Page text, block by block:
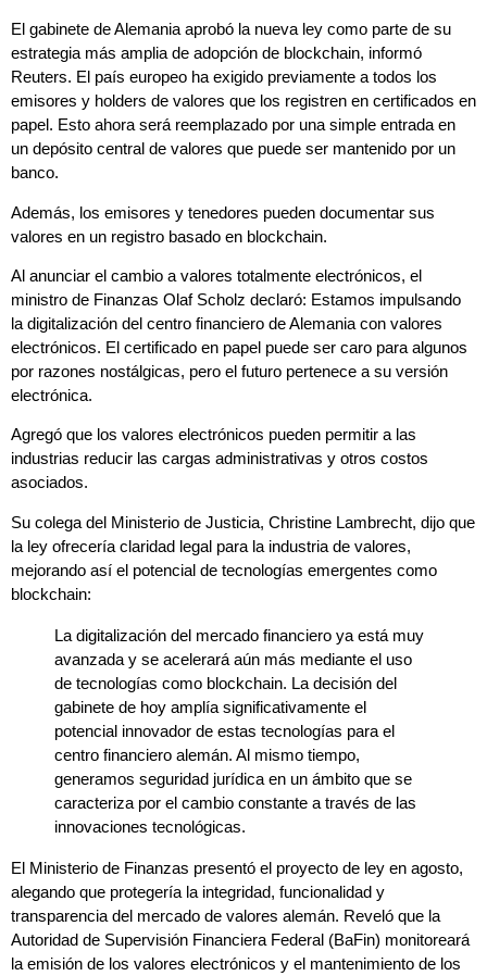
El gabinete de Alemania aprobó la nueva ley como parte de su
estrategia más amplia de adopción de blockchain, informó
Reuters. El país europeo ha exigido previamente a todos los
emisores y holders de valores que los registren en certificados en
papel. Esto ahora será reemplazado por una simple entrada en
un depósito central de valores que puede ser mantenido por un
banco.
Además, los emisores y tenedores pueden documentar sus
valores en un registro basado en blockchain.
Al anunciar el cambio a valores totalmente electrónicos, el
ministro de Finanzas Olaf Scholz declaró: Estamos impulsando
la digitalización del centro financiero de Alemania con valores
electrónicos. El certificado en papel puede ser caro para algunos
por razones nostálgicas, pero el futuro pertenece a su versión
electrónica.
Agregó que los valores electrónicos pueden permitir a las
industrias reducir las cargas administrativas y otros costos
asociados.
Su colega del Ministerio de Justicia, Christine Lambrecht, dijo que
la ley ofrecería claridad legal para la industria de valores,
mejorando así el potencial de tecnologías emergentes como
blockchain:
La digitalización del mercado financiero ya está muy
avanzada y se acelerará aún más mediante el uso
de tecnologías como blockchain. La decisión del
gabinete de hoy amplía significativamente el
potencial innovador de estas tecnologías para el
centro financiero alemán. Al mismo tiempo,
generamos seguridad jurídica en un ámbito que se
caracteriza por el cambio constante a través de las
innovaciones tecnológicas.
El Ministerio de Finanzas presentó el proyecto de ley en agosto,
alegando que protegería la integridad, funcionalidad y
transparencia del mercado de valores alemán. Reveló que la
Autoridad de Supervisión Financiera Federal (BaFin) monitoreará
la emisión de los valores electrónicos y el mantenimiento de los